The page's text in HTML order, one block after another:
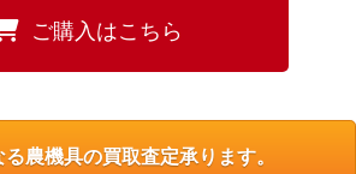
ご購入はこちら
農機具の買取査定承ります。